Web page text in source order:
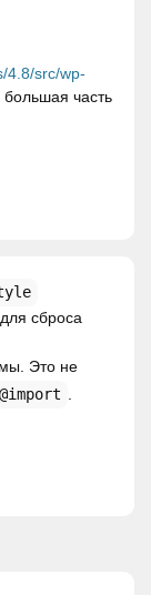
4.8/src/wp-
часть
сброса
Это не
@import